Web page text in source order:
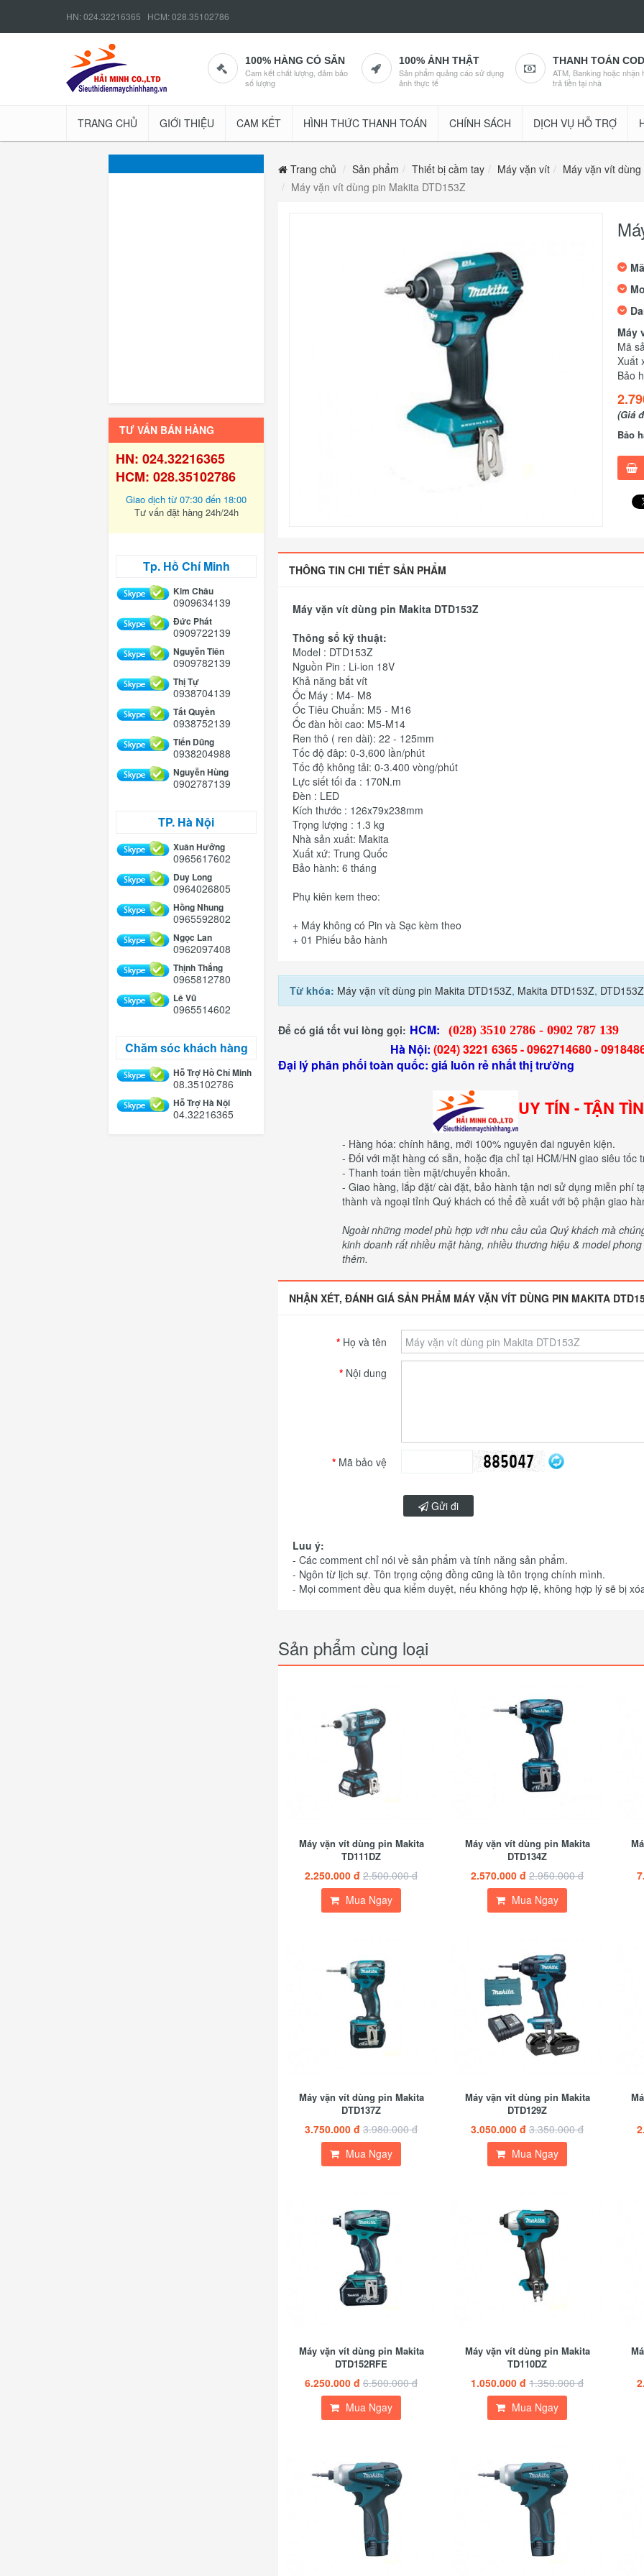
HN: 024.32216365 HCM: 028.35102786
100% HÀNG CÓ SẴN
Cam kết chất lượng, đảm bảo
số lượng
100% ẢNH THẬT
Sản phẩm quảng cáo sử dụng
ảnh thực tế
THANH TOÁN COD
ATM, Banking hoặc nhận
trả tiền tại nhà
TRANG CHỦ GIỚI THIỆU CAM KẾT HÌNH THỨC THANH TOÁN CHÍNH SÁCH DỊCH VỤ HỖ TRỢ
Trang chủ Sản phẩm Thiết bị cầm tay Máy vặn vít Máy vặn vít dùng
Máy vặn vít dùng pin Makita DTD153Z
Máy
Mã
Xuất
Bảo
(Giá
Bảo
THÔNG TIN CHI TIẾT SẢN PHẨM
Máy vặn vít dùng pin Makita DTD153Z
Thông số kỹ thuật:
Model : DTD153Z
Nguồn Pin : Li-ion 18V
Khả năng bắt vít
Ốc Máy : M4- M8
Ốc Tiêu Chuẩn: M5 - M16
Ốc đàn hồi cao: M5-M14
Ren thô ( ren dài): 22 - 125mm
Tốc độ đâp: 0-3,600 lần/phút
Tốc độ không tải: 0-3.400 vòng/phút
Lực siết tối đa : 170N.m
Đèn : LED
Kích thước : 126x79x238mm
Trọng lượng : 1.3 kg
Nhà sản xuất: Makita
Xuất xứ: Trung Quốc
Bảo hành: 6 tháng
Phụ kiên kem theo:
+ Máy không có Pin và Sạc kèm theo
+ 01 Phiếu bảo hành
Từ khóa: Máy vặn vít dùng pin Makita DTD153Z, Makita DTD153Z, DTD153Z
Để có giá tốt vui lòng gọi: HCM: (028) 3510 2786 - 0902 787 139
Hà Nội: (024) 3221 6365 -0962714680 -
Đại lý phân phối toàn quốc: giá luôn rẻ nhất thị trường
UY TÍN - TẬN
- Hàng hóa: chính hãng, mới 100% nguyên đai nguyên kiện.
- Đối với mặt hàng có sẵn, hoặc địa chỉ tại HCM/HN giao siêu tốc
- Thanh toán tiền mặt/chuyển khoản.
- Giao hàng, lắp đặt/ cài đặt, bảo hành tận nơi sử dụng miễn phí
thành và ngoại tỉnh Quý khách có thể đề xuất với bộ phận giao
Ngoài những model phù hợp với nhu cầu của Quý khách mà
kinh doanh rất nhiều mặt hàng, nhiều thương hiệu & model
thêm.
NHẬN XÉT, ĐÁNH GIÁ SẢN PHẨM MÁY VẶN VÍT DÙNG PIN MAKITA
Họ và tên
Nội dung
Mã bảo vệ
Gửi đi
Luu ý:
- Các comment chỉ nói về sản phẩm và tính năng sản phẩm.
- Ngôn từ lịch sự. Tôn trọng cộng đồng cũng là tôn trọng chính mình.
- Mọi comment đều qua kiểm duyệt, nếu không hợp lệ, không hợp lý sẽ bị
Sản phẩm cùng loại
Máy vặn vít dùng pin Makita
TD111DZ
2.250.000 đ 2.500.000 đ
Mua Ngay
Máy vặn vít dùng pin Makita
DTD134Z
2.570.000 đ 2.950.000 đ
Mua Ngay
Máy vặn vít dùng pin Makita
DTD137Z
3.750.000 đ 3.980.000 đ
Mua Ngay
Máy vặn vít dùng pin Makita
DTD129Z
3.050.000 đ 3.350.000 đ
Mua Ngay
Máy vặn vít dùng pin Makita
DTD152RFE
6.250.000 đ 6.500.000 đ
Mua Ngay
Máy vặn vít dùng pin Makita
TD110DZ
1.050.000 đ 1.350.000 đ
Mua Ngay
TƯ VẤN BÁN HÀNG
HN: 024.32216365
HCM: 028.35102786
Giao dịch từ 07:30 đến 18:00
Tư vấn đặt hàng 24h/24h
Tp. Hồ Chí Minh
Kim Châu
0909634139
Đức Phát
0909722139
Nguyễn Tiên
0909782139
Thị Tự
0938704139
Tất Quyền
0938752139
Tiến Dũng
0938204988
Nguyễn Hùng
0902787139
TP. Hà Nội
Xuân Hưởng
0965617602
Duy Long
0964026805
Hồng Nhung
0965592802
Ngọc Lan
0962097408
Thịnh Thắng
0965812780
Lê Vũ
0965514602
Chăm sóc khách hàng
Hỗ Trợ Hồ Chí Minh
08.35102786
Hỗ Trợ Hà Nội
04.32216365